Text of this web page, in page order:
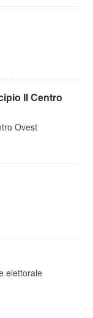
II Centro
Ovest
elettorale